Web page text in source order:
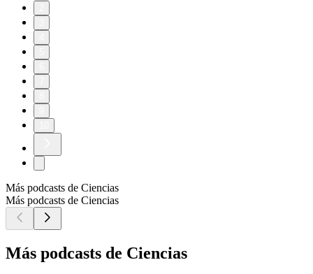
Más podcasts de Ciencias
Más podcasts de Ciencias
Más podcasts de Ciencias